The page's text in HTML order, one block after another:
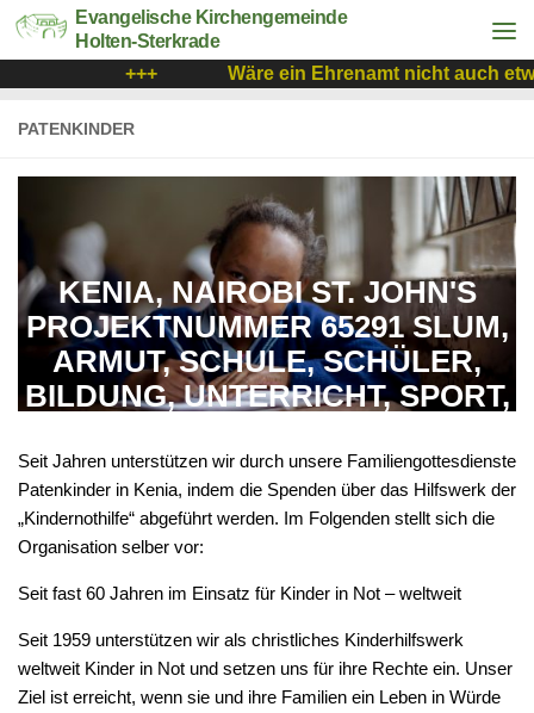
Evangelische Kirchengemeinde
Holten-Sterkrade
+++
Wäre ein Ehrenamt nicht auch
PATENKINDER
KENIA, NAIROBI ST. JOHN'S
PROJEKTNUMMER 65291 SLUM,
ARMUT, SCHULE, SCHÜLER,
BILDUNG, UNTERRICHT, SPORT,
KNH 60, IMAGEFILM, JUBILÄUM
Seit Jahren unterstützen wir durch unsere Familiengottesdienste
Patenkinder in Kenia, indem die Spenden über das Hilfswerk der
„Kindernothilfe“ abgeführt werden. Im Folgenden stellt sich die
Organisation selber vor:
Seit fast 60 Jahren im Einsatz für Kinder in Not – weltweit
Seit 1959 unterstützen wir als christliches Kinderhilfswerk
weltweit Kinder in Not und setzen uns für ihre Rechte ein. Unser
Ziel ist erreicht, wenn sie und ihre Familien ein Leben in Würde